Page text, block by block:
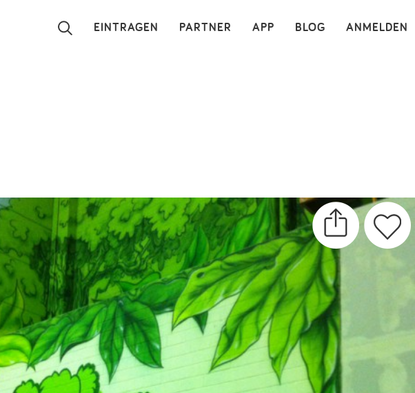
ANMELDEN
BLOG
APP
PARTNER
EINTRAGEN ×